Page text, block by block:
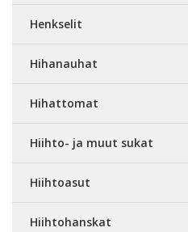
Henkselit
Hihanauhat
Hihattomat
Hiihto- ja muut sukat
Hiihtoasut
Hiihtohanskat